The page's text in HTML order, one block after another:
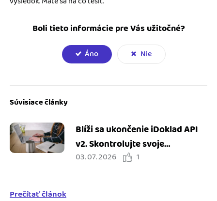
Boli tieto informácie pre Vás užitočné?
Áno Nie
Súvisiace články
Blíži sa ukončenie iDoklad API
v2. Skontrolujte svoje
integrácie
03. 07. 2026 1
Prečítať článok